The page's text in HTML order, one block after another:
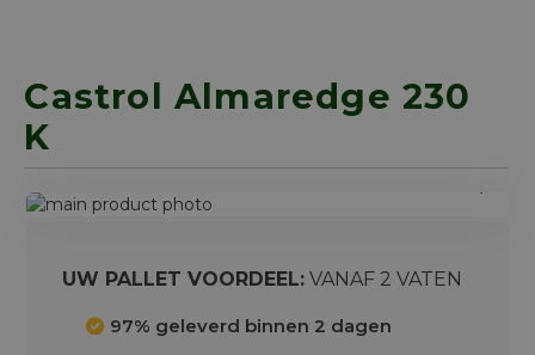
Castrol Almaredge 230
K
Ga
eindeUW PALLET VOORDEEL: VANAF 2 VATEN
97% geleverd binnen 2 dagen